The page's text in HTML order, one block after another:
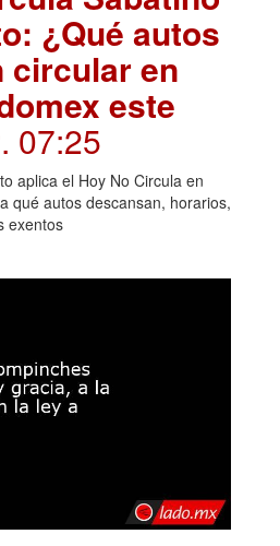
¿Qué autos
circular en
este
. 07:25
aplica el Hoy No Circula en
qué autos descansan, horarios,
exentos